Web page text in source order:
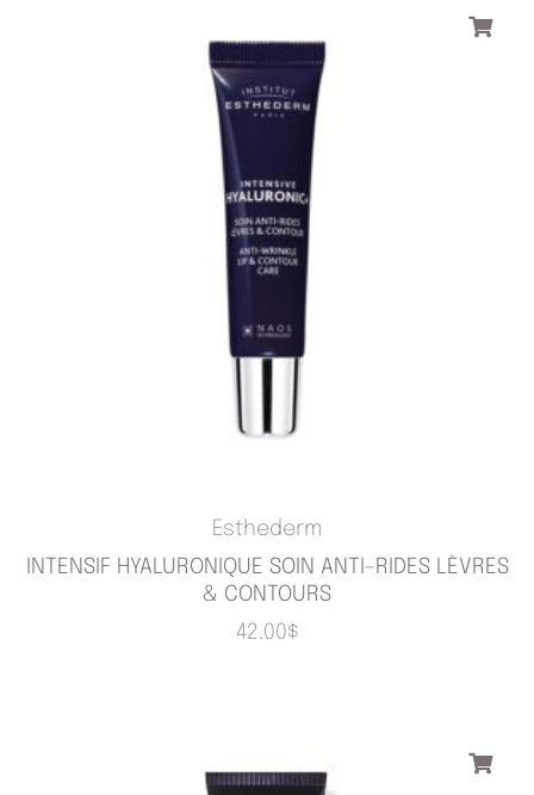
Esthederm
INTENSIF HYALURONIQUE SOIN ANTI-RIDES LÈVRES
& CONTOURS
42.00$